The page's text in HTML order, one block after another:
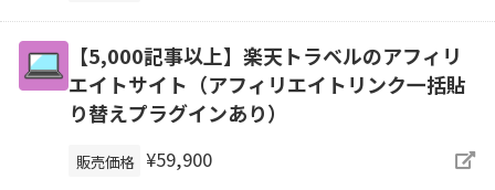
【5,000記事以上】楽天トラベルのアフィリ
エイトサイト（アフィリエイトリンク一括貼
り替えプラグインあり）
販売価格 ¥59,900